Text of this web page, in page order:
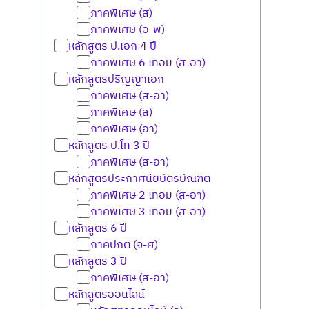
ภาคพิเศษ (ส)
ภาคพิเศษ (อ-พ)
หลักสูตร ป.เอก 4 ปี
ภาคพิเศษ 6 เทอม (ส-อา)
หลักสูตรปริญญาเอก
ภาคพิเศษ (ส-อา)
ภาคพิเศษ (ส)
ภาคพิเศษ (อา)
หลักสูตร ป.โท 3 ปี
ภาคพิเศษ (ส-อา)
หลักสูตรประกาศนียบัตรบัณฑิต
ภาคพิเศษ 2 เทอม (ส-อา)
ภาคพิเศษ 3 เทอม (ส-อา)
หลักสูตร 6 ปี
ภาคปกติ (จ-ศ)
หลักสูตร 3 ปี
ภาคพิเศษ (ส-อา)
หลักสูตรออนไลน์